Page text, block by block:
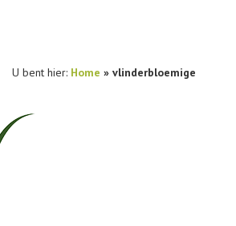
U bent hier: Home » vlinderbloemige